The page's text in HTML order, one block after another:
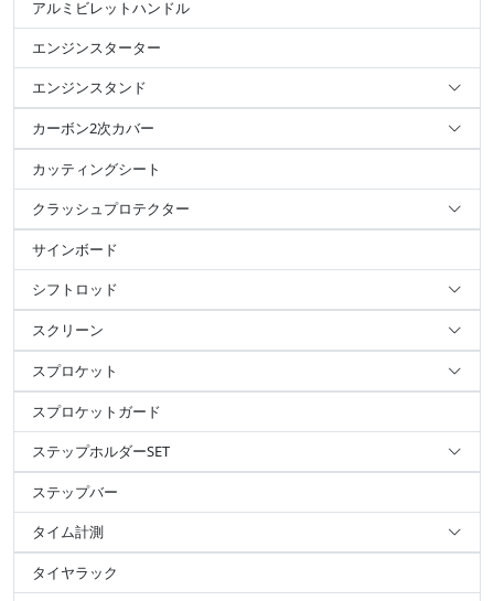
アルミビレットハンドル
エンジンスターター
エンジンスタンド
カーボン2次カバー
カッティングシート
クラッシュプロテクター
サインボード
シフトロッド
スクリーン
スプロケット
スプロケットガード
ステップホルダーSET
ステップバー
タイム計測
タイヤラック